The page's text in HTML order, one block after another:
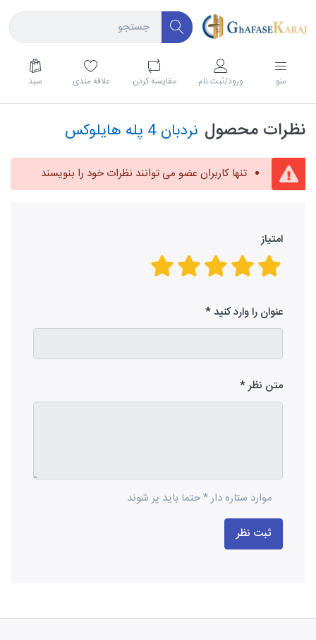
منو ورود/ثبت نام مقايسه كردن علاقه مندی سبد
نظرات محصول نردبان 4 پله هایلوکس
تنها کاربران عضو می توانند نظرات خود را بنویسند
امتیاز
عنوان را وارد کنید
متن نظر
موارد ستاره دار * حتما باید پر شوند
ثبت نظر